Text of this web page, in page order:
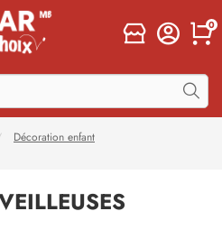
0
Décoration enfant